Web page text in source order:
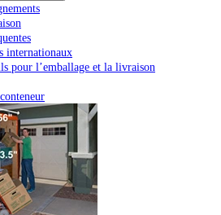
internationaux
pour l’emballage et la livraison